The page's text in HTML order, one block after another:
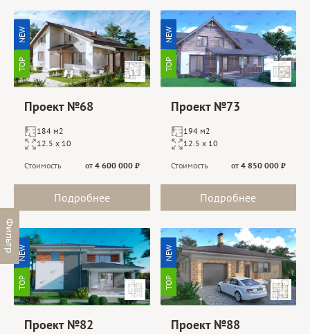
Фильтр
NEW
TOP
Проект №68
184 м2
12.5 х 10
Стоимость от 4 600 000 ₽
Подробнее
NEW
TOP
Проект №73
194 м2
12.5 х 10
Стоимость от 4 850 000 ₽
Подробнее
NEW
TOP
Проект №82
NEW
TOP
Проект №88